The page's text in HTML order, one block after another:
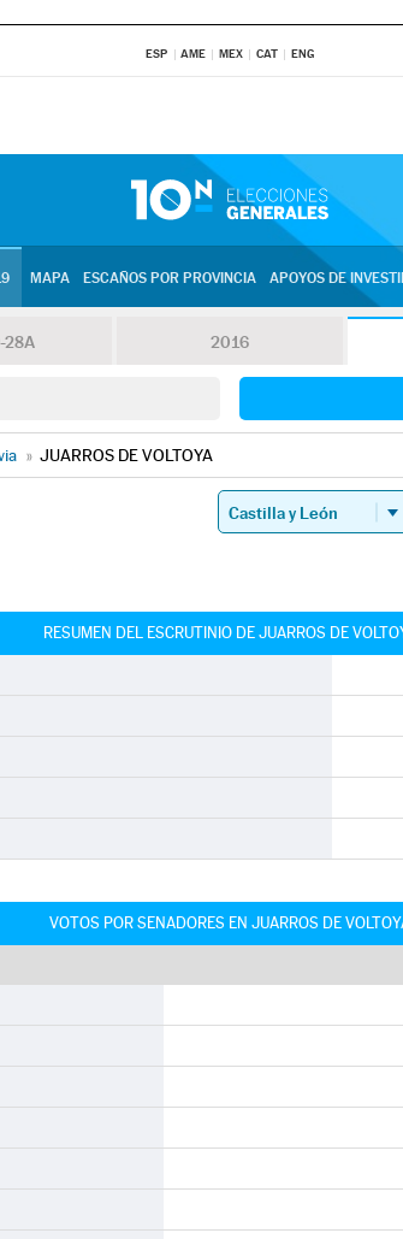
ESP AME MEX CAT ENG
MAPA ESCAÑOS POR PROVINCIA APOYOS DE
28A 2016
» JUARROS DE VOLTOYA
RESUMEN DEL ESCRUTINIO DE JUARROS DE
VOTOS POR SENADORES EN JUARROS DE